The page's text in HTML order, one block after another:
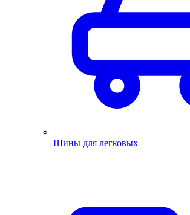
Шины для легковых